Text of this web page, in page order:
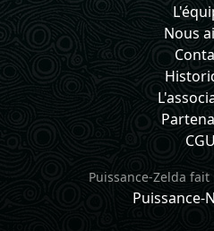
Nous
CGU
Puissance-Zelda
Puissance-